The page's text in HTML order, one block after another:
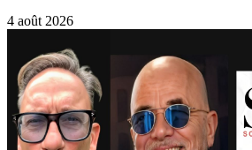
4 août 2026